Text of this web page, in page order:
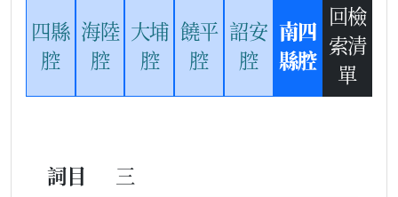
四縣
腔
海陸
腔
大埔
腔
饒平
腔
詔安
腔
南四
縣腔
回檢
索清
單
詞目
三